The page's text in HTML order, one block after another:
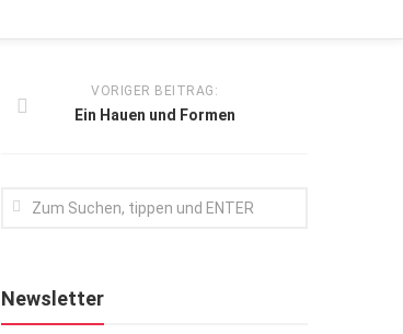
VORIGER BEITRAG:
Ein Hauen und Formen
Newsletter